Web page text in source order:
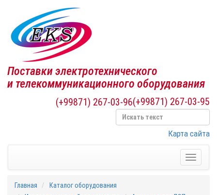
Поставки электротехнического
и телекоммуникационного оборудования
(+99871) 267-03-95
(+99871) 267-03-96
Карта сайта
Toggle
Главная
Каталог оборудования